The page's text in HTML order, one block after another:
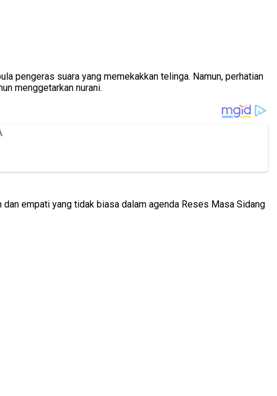
pengeras suara yang memekakkan telinga. Namun, perhatian
menggetarkan nurani.
empati yang tidak biasa dalam agenda Reses Masa Sidang